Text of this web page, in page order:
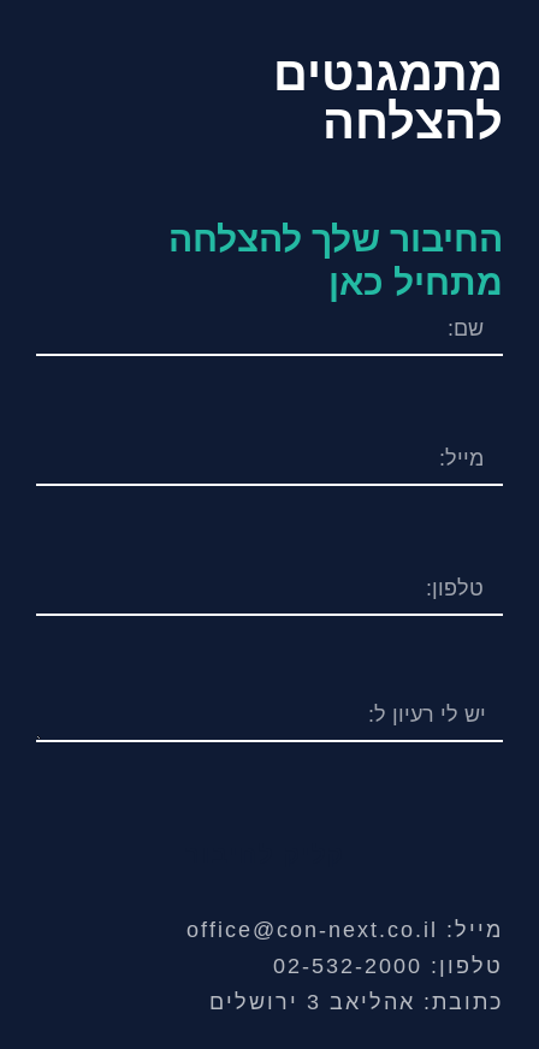
מתמגנטים
להצלחה
החיבור שלך להצלחה
מתחיל כאן
מייל: office@con-next.co.il
טלפון: 02-532-2000
כתובת: אהליאב 3 ירושלים